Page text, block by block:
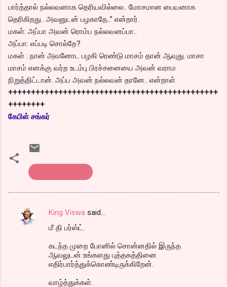
பார்த்தால் நல்லவனாக தெரியவில்லை.. மோசமான பையனாக
தெரிகிறது.. அவனுடன் பழகாதே..” என்றார்.
மகள்: அப்பா அவன் ரொம்ப நல்லவனப்பா..
அப்பா: எப்படி சொல்றே?
மகள் : நான் அவனோட பழகி ரெண்டு மாசம் தான் ஆவுது. மாசா
மாசம் எனக்கு வர்ற உடம்பு பிரச்சனையை அவன் வராம
நிறுத்திட்டான். அப்ப அவன் நல்லவன் தானே.. என்றாள்
++++++++++++++++++++++++++++++++++++++++++++++
++++++++
கேபிள் சங்கர்
C
King Viswa said…
மீ தி பர்ஸ்ட்.
கடந்த முறை போனில் சொன்னதில் இருந்த
ஆவலுடன் உங்களது புத்தகத்தினை
எதிர்பார்த்துக்கொண்டிருக்கிறேன்.
வாழ்த்துக்கள்.